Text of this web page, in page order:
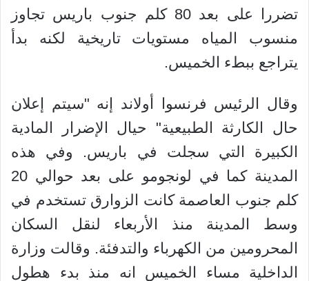
تضررا على بعد 80 كلم جنوب باريس تجاوز
منسوب المياه مستويات تاريخية لكنه بدأ
يتراجع ببطء الخميس.
وقال الرئيس فرنسوا أولاند إنه "سيتم إعلان
حال الكارثة الطبيعية" حيال الإضرار المادية
الكبيرة التي سجلت في باريس. وفي هذه
المدينة كما في لونجومو على بعد حوالي 20
كلم جنوب العاصمة كانت الزوارق تستخدم في
وسط المدينة منذ الأربعاء لنقل السكان
المحرومين من الكهرباء والتدفئة. وقالت وزارة
الداخلية مساء الخميس انه منذ بدء هطول